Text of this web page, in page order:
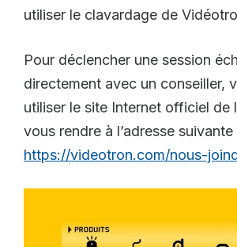
utiliser le clavardage de
Pour déclencher une session
directement avec un conseiller,
utiliser le site Internet officiel de
vous rendre à l’adresse suivante
https://videotron.com/nous-